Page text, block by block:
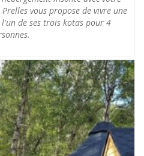
vous propose de vivre une
de ses trois kotas pour 4